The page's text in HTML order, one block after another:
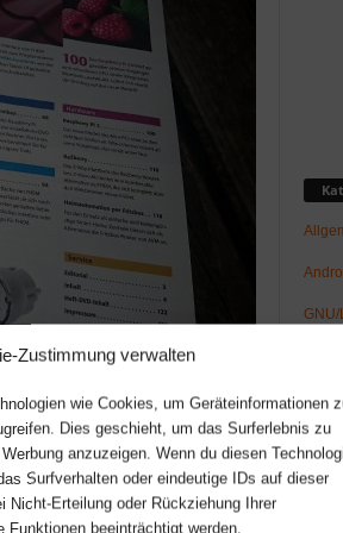
Zustimmung verwalten
wie Cookies, um Geräteinformationen
Dies geschieht, um das Surferlebnis zu
anzuzeigen. Wenn du diesen
Surfverhalten oder eindeutige IDs auf dieser
Nicht-Erteilung oder Rückziehung Ihrer
beeinträchtigt werden.
Geräten mit dem Raspberry Pi steuern.
sonst nicht so
zum Beschreiben der SD-
Hilfe bei den ersten
GNU/
Netz-/
News